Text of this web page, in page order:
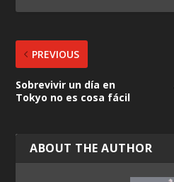
PREVIOUS
Sobrevivir un día en
Tokyo no es cosa fácil
ABOUT THE AUTHOR